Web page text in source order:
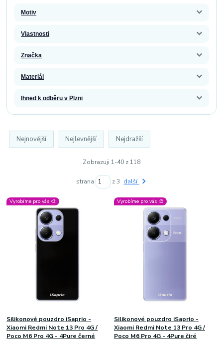
Motiv
Vlastnosti
Značka
Materiál
Ihned k odběru v Plzni
Nejnovější Nejlevnější Nejdražší
Zobrazuji 1-40 z 118
strana z 3 další
Vyrobíme pro vás 🎨
Silikonové pouzdro iSaprio -
Xiaomi Redmi Note 13 Pro 4G /
Poco M6 Pro 4G - 4Pure černé
Vyrobíme pro vás 🎨
Silikonové pouzdro iSaprio -
Xiaomi Redmi Note 13 Pro 4G /
Poco M6 Pro 4G - 4Pure čiré